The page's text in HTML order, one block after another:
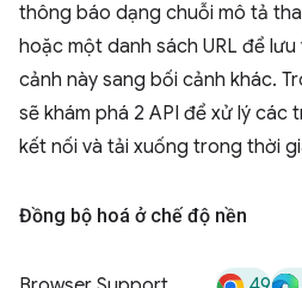
thông báo dạng chuỗi mô tả
hoặc một danh sách URL để
cảnh này sang bối cảnh khác.
sẽ khám phá 2 API để xử lý các
kết nối và tải xuống trong thời
Đồng bộ hoá ở chế độ nền